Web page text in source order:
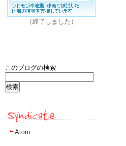
（終了しました）
このブログの検索
Atom